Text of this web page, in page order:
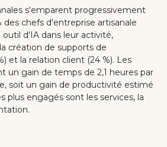
s'emparent progressivement
des chefs d'entreprise artisanale
d'IA dans leur activité,
création de supports de
et la relation client (24 %). Les
un gain de temps de 2,1 heures par
soit un gain de productivité estimé
plus engagés sont les services, la